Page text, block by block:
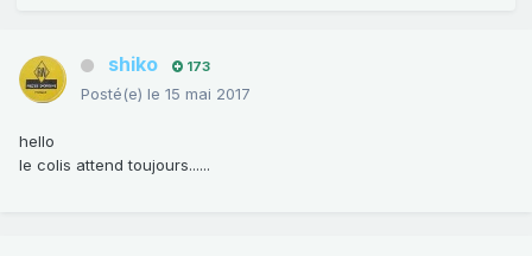
shiko 173
Posté(e) le 15 mai 2017
hello
le colis attend toujours......